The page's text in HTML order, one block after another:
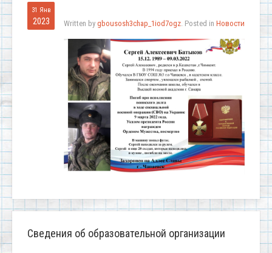
31 Янв
2023 Written by gbousosh3chap_1iod7ogz. Posted in Новости
Сведения об образовательной организации